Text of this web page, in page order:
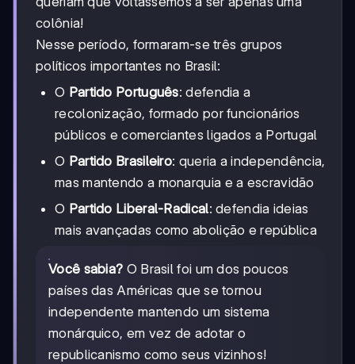
colônia!
Nesse período, formaram-se três grupos
políticos importantes no Brasil:
O Partido Português: defendia a
recolonização, formado por funcionários
públicos e comerciantes ligados a Portugal
O Partido Brasileiro: queria a independência,
mas mantendo a monarquia e a escravidão
O Partido Liberal-Radical: defendia ideias
mais avançadas como abolição e república
Você sabia? O Brasil foi um dos poucos
países das Américas que se tornou
independente mantendo um sistema
monárquico, em vez de adotar o
republicanismo como seus vizinhos!